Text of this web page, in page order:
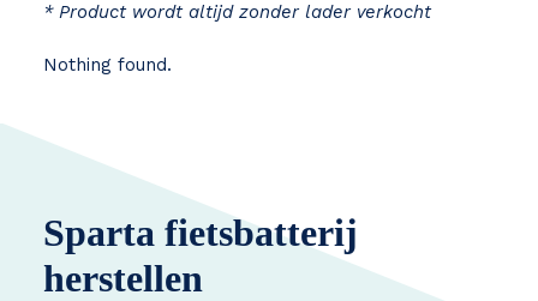
* Product wordt altijd zonder lader verkocht
Nothing found.
Sparta fietsbatterij
herstellen